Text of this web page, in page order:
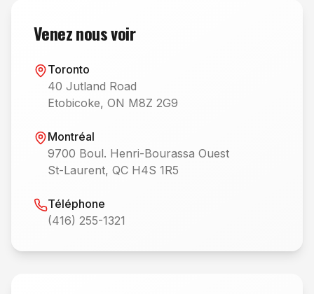
Venez nous voir
Toronto
40 Jutland Road
Etobicoke, ON M8Z 2G9
Montréal
9700 Boul. Henri-Bourassa Ouest
St-Laurent, QC H4S 1R5
Téléphone
(416) 255-1321